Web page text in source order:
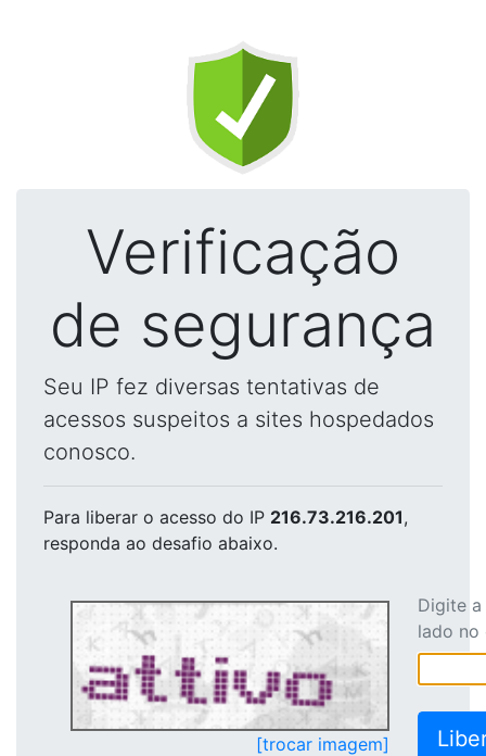
Verificação
de segurança
Seu IP fez diversas tentativas de
acessos suspeitos a sites hospedados
conosco.
Para liberar o acesso do IP 216.73.216.201,
responda ao desafio abaixo.
[trocar imagem]
Digite
lado no